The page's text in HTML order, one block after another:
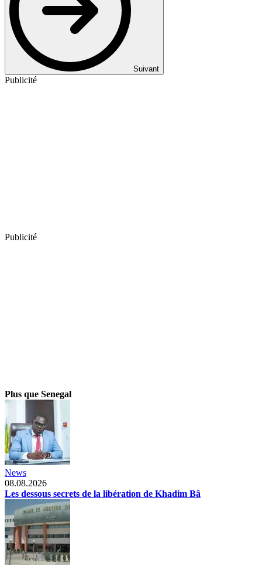
Suivant
Publicité
Publicité
Plus que Senegal
News
08.08.2026
Les dessous secrets de la libération de Khadim Bâ